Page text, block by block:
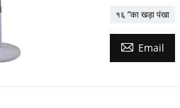
१६ ”का खड़ा पंखा
 Email